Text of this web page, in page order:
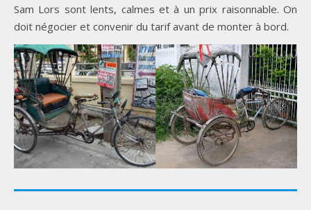
Sam Lors sont lents, calmes et à un prix raisonnable. On
doit négocier et convenir du tarif avant de monter à bord.